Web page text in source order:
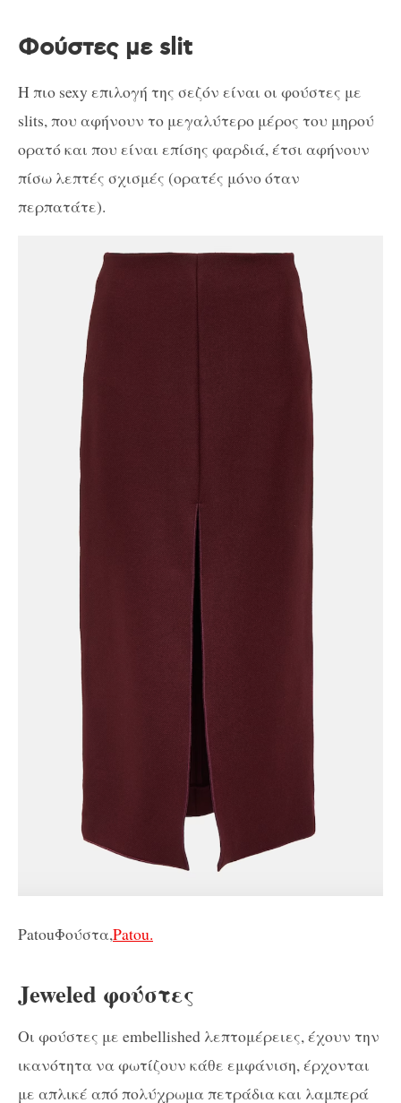
Φούστες με slit
Η πιο sexy επιλογή της σεζόν είναι οι φούστες με
slits, που αφήνουν το μεγαλύτερο μέρος του μηρού
ορατό και που είναι επίσης φαρδιά, έτσι αφήνουν
πίσω λεπτές σχισμές (ορατές μόνο όταν
περπατάτε).
PatouΦούστα,Patou.
Jeweled φούστες
Οι φούστες με embellished λεπτομέρειες, έχουν την
ικανότητα να φωτίζουν κάθε εμφάνιση, έρχονται
με απλικέ από πολύχρωμα πετράδια και λαμπερά